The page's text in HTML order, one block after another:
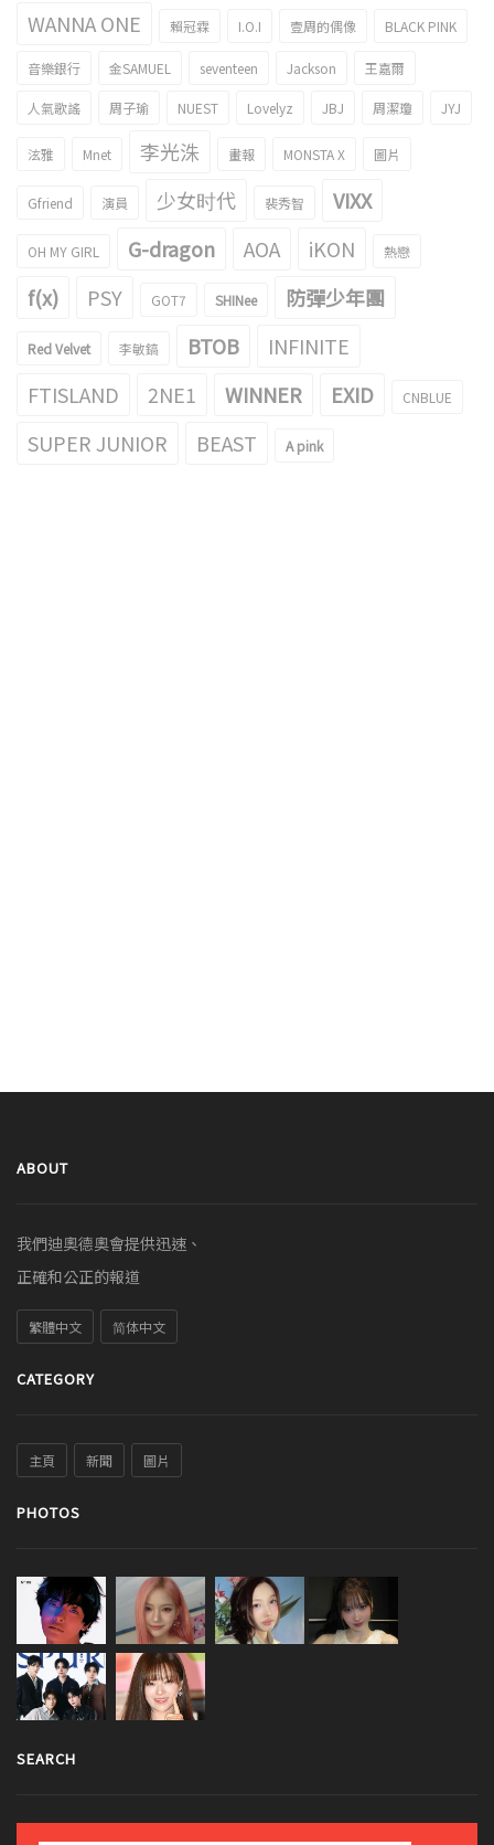
WANNA ONE 賴冠霖 I.O.I 壹周的偶像 BLACK PINK
音樂銀行 金SAMUEL seventeen Jackson 王嘉爾
人氣歌謠 周子瑜 NUEST Lovelyz JBJ 周潔瓊 JYJ
泫雅 Mnet 李光洙 畫報 MONSTA X 圖片
Gfriend 演員 少女时代 裴秀智 VIXX
OH MY GIRL G-dragon AOA iKON 熱戀
f(x) PSY GOT7 SHINee 防彈少年團
Red Velvet 李敏鎬 BTOB
INFINITE
FTISLAND
2NE1 WINNER EXID CNBLUE
SUPER JUNIOR BEAST A pink
ABOUT
我們迪奧德奧會提供迅速、
正確和公正的報道
繁體中文 简体中文
CATEGORY
主頁 新聞 圖片
PHOTOS
SEARCH